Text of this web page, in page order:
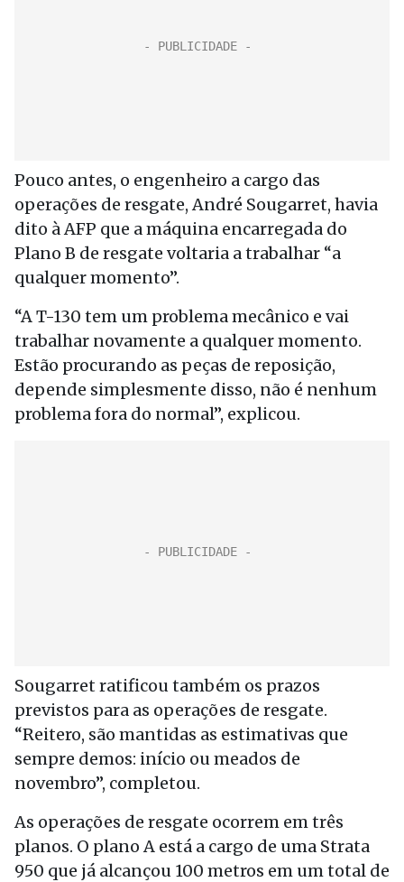
Pouco antes, o engenheiro a cargo das
operações de resgate, André Sougarret, havia
dito à AFP que a máquina encarregada do
Plano B de resgate voltaria a trabalhar “a
qualquer momento”.
“A T-130 tem um problema mecânico e vai
trabalhar novamente a qualquer momento.
Estão procurando as peças de reposição,
depende simplesmente disso, não é nenhum
problema fora do normal”, explicou.
Sougarret ratificou também os prazos
previstos para as operações de resgate.
“Reitero, são mantidas as estimativas que
sempre demos: início ou meados de
novembro”, completou.
As operações de resgate ocorrem em três
planos. O plano A está a cargo de uma Strata
950 que já alcançou 100 metros em um total de